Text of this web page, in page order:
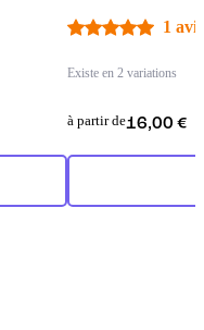
1 avis
Existe en 2 variations
à partir de16,00 €